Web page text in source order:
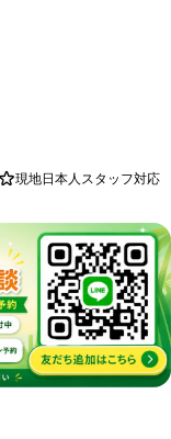
現地日本人スタッフ対応